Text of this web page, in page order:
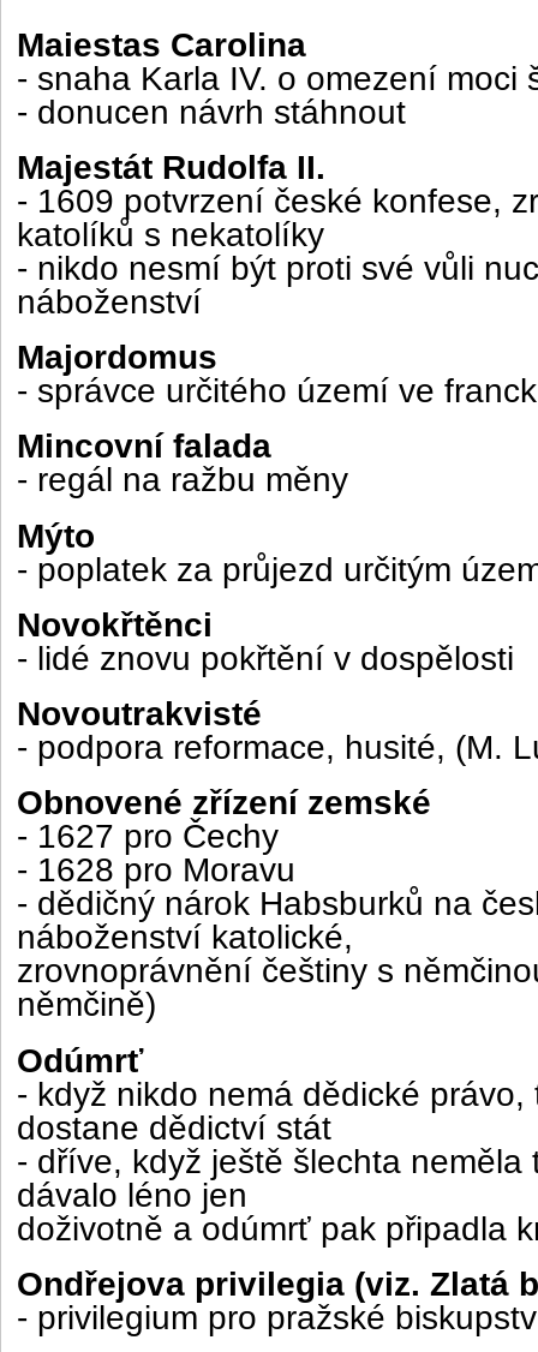
Maiestas Carolina
- snaha Karla IV. o omezení moci
- donucen návrh stáhnout
Majestát Rudolfa II.
- 1609 potvrzení české konfese,
katolíků s nekatolíky
- nikdo nesmí být proti své vůli
náboženství
Majordomus
- správce určitého území ve
Mincovní falada
- regál na ražbu měny
Mýto
- poplatek za průjezd určitým
Novokřtěnci
- lidé znovu pokřtění v dospělosti
Novoutrakvisté
- podpora reformace, husité, (M.
Obnovené zřízení zemské
- 1627 pro Čechy
- 1628 pro Moravu
- dědičný nárok Habsburků na
náboženství katolické,
zrovnoprávnění češtiny s
němčině)
Odúmrť
- když nikdo nemá dědické právo,
dostane dědictví stát
- dříve, když ještě šlechta neměla
dávalo léno jen
doživotně a odúmrť pak připadla
Ondřejova privilegia (viz. Zlatá
- privilegium pro pražské